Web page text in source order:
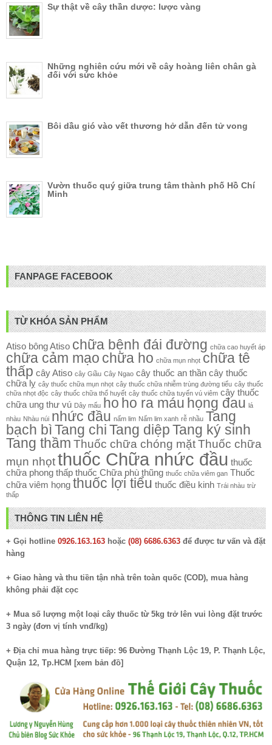
Sự thật về cây thần dược: lược vàng
Những nghiên cứu mới về cây hoàng liên chân gà
đối với sức khỏe
Bôi dầu gió vào vết thương hở dẫn đến tử vong
Vườn thuốc quý giữa trung tâm thành phố Hồ Chí
Minh
FANPAGE FACEBOOK
TỪ KHÓA SẢN PHẨM
Atiso bông Atiso chữa bệnh đái đường chữa cao huyết áp
chữa cảm mạo chữa ho chữa mụn nhọt chữa tê
thấp cây Atiso cây Giầu Cây Ngao cây thuốc an thần cây thuốc
chữa lỵ cây thuốc chữa mụn nhọt cây thuốc chữa nhiễm trùng đường tiểu cây thuốc
chữa nhọt độc cây thuốc chữa thổ huyết cây thuốc chữa tuyến vú viêm cây thuốc
chữa ung thư vú Dây mấu ho ho ra máu họng đau lá
nhàu Nhàu núi nhức đầu nấm lim Nấm lim xanh rễ nhầu Tang
bạch bì Tang chi Tang diệp Tang ký sinh
Tang thầm Thuốc chữa chóng mặtThuốc chữa
mụn nhọtthuốc Chữa nhức đầu thuốc
chữa phong thấp thuốc Chữa phù thũng thuốc chữa viêm gan Thuốc
chữa viêm họng thuốc lợi tiểu thuốc điều kinh Trái nhàu trừ
thấp
THÔNG TIN LIÊN HỆ
+ Gọi hotline 0926.163.163 hoặc (08) 6686.6363 để được tư vấn và đặt
hàng
+ Giao hàng và thu tiền tận nhà trên toàn quốc (COD), mua hàng
không phải đặt cọc
+ Mua số lượng một loại cây thuốc từ 5kg trở lên vui lòng đặt trước
3 ngày (đơn vị tính vnđ/kg)
+ Địa chỉ mua hàng trực tiếp: 96 Đường Thạnh Lộc 19, P. Thạnh Lộc,
Quận 12, Tp.HCM [xem bản đồ]